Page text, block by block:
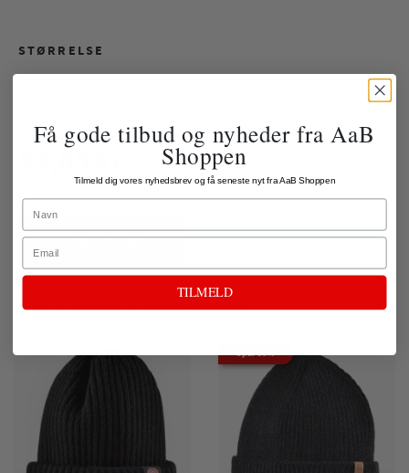
STØRRELSE
99,00 kr.
LÆG I KURV
POPULÆRE PRODUKTER
Spar 50%
Få gode tilbud og nyheder fra AaB
Shoppen
Tilmeld dig vores nyhedsbrev og få seneste nyt fra AaB Shoppen
Name
Email
TILMELD